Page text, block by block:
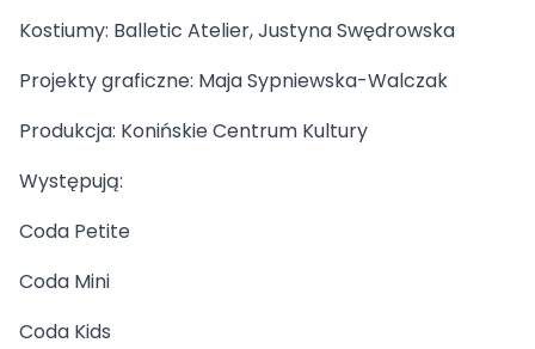
Kostiumy: Balletic Atelier, Justyna Swędrowska
Projekty graficzne: Maja Sypniewska-Walczak
Produkcja: Konińskie Centrum Kultury
Występują:
Coda Petite
Coda Mini
Coda Kids